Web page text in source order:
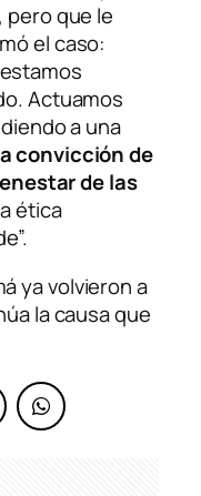
que le
el caso:
Actuamos
a una
convicción de
de las
ética
ya volvieron a
la causa que